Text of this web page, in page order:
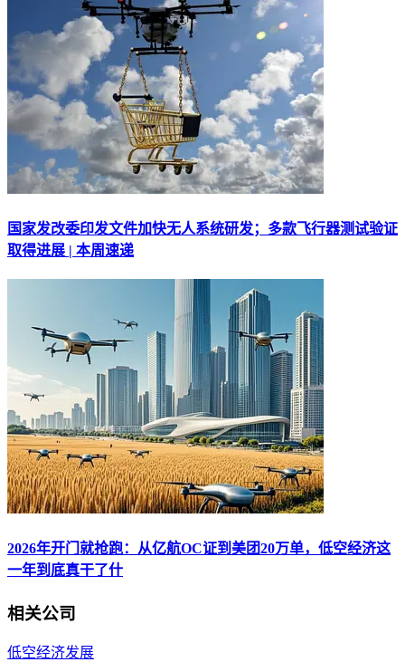
国家发改委印发文件加快无人系统研发；多款飞行器测试验证
取得进展 | 本周速递
2026年开门就抢跑：从亿航OC证到美团20万单，低空经济这
一年到底真干了什
相关公司
低空经济发展